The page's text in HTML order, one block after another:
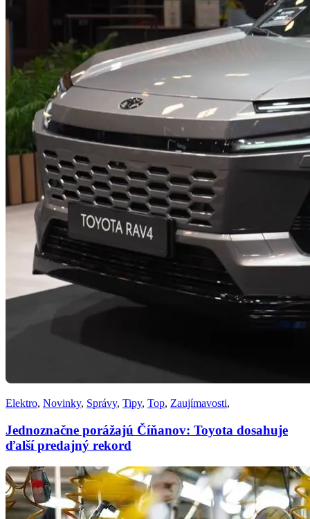
Elektro, Novinky, Správy, Tipy, Top, Zaujímavosti,
Jednoznačne porážajú Číňanov: Toyota dosahuje
ďalší predajný rekord